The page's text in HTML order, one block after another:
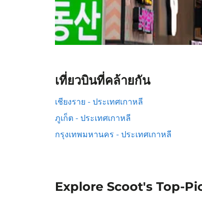
เที่ยวบินที่คล้ายกัน
เชียงราย - ประเทศเกาหลี
ภูเก็ต - ประเทศเกาหลี
กรุงเทพมหานคร - ประเทศเกาหลี
Explore Scoot's Top-